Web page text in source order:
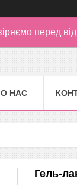
перед
О НАС
Гель-